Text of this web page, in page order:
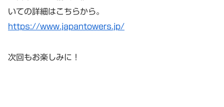
いての詳細はこちらから。
https://www.japantowers.jp/
次回もお楽しみに！